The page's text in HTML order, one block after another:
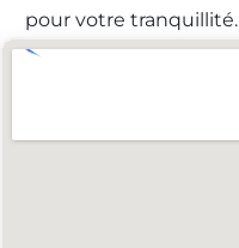
pour votre tranquillité.